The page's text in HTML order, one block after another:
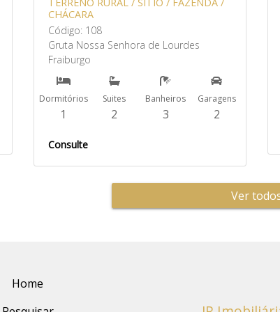
TERRENO RURAL / SÍTIO / FAZENDA /
CHÁCARA
Código: 108
Gruta Nossa Senhora de Lourdes
Fraiburgo
Dormitórios
1
Suites
2
Banheiros
3
Garagens
2
Consulte
Ver
Home